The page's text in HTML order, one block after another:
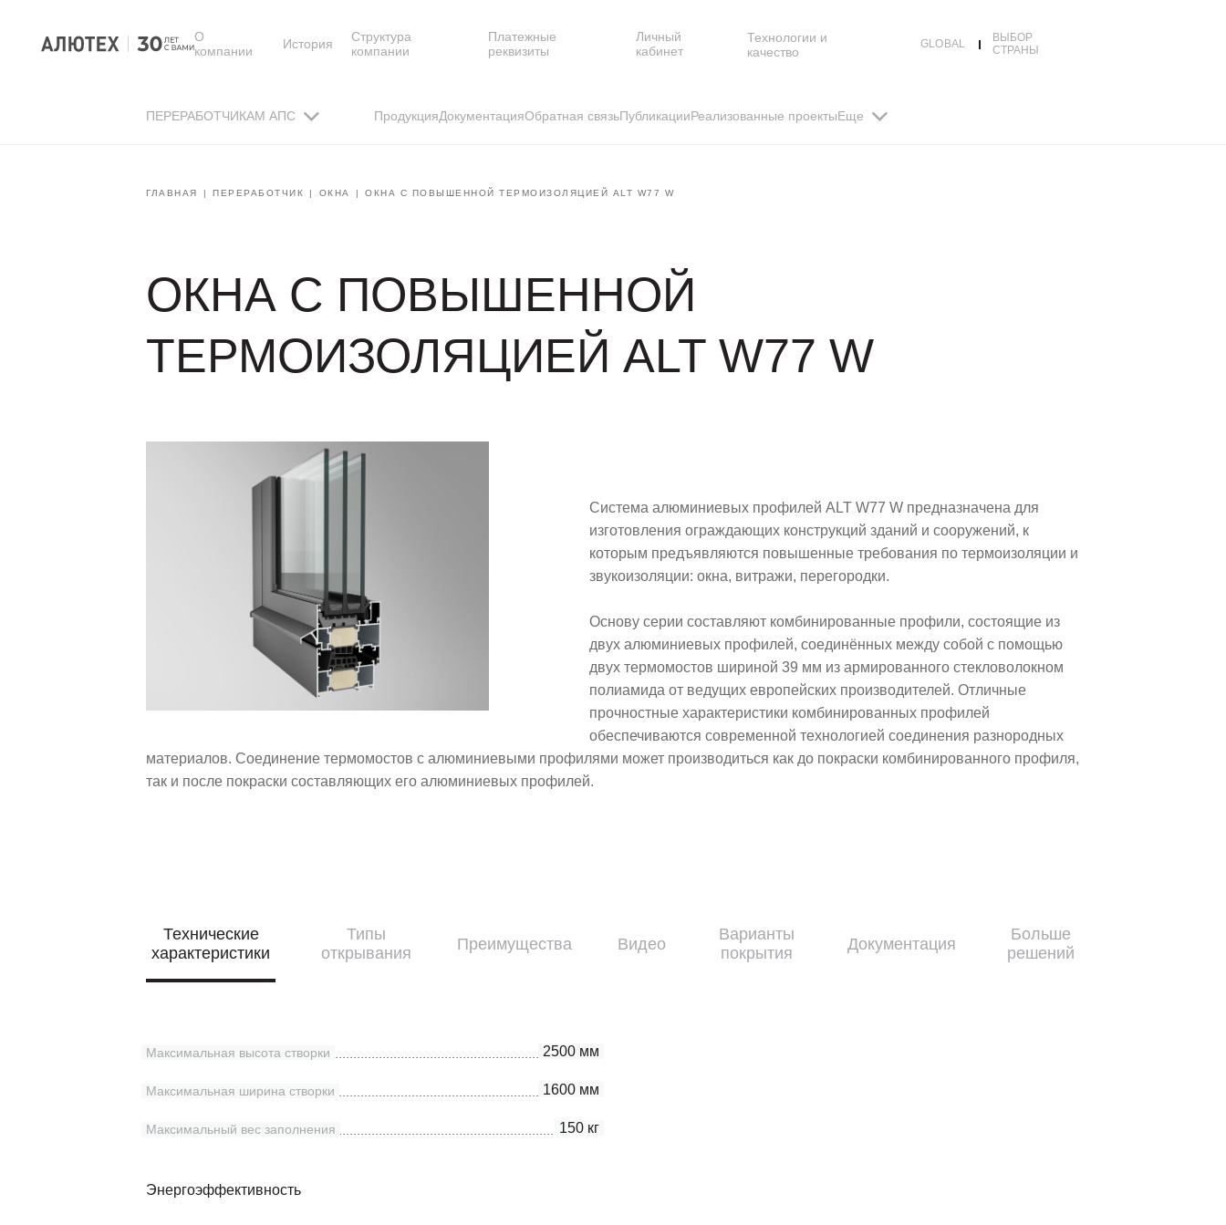
О
компании
История
Структура
компании
Платежные
реквизиты
Личный
кабинет
Технологии и
качество
GLOBAL
ВЫБОР
СТРАНЫ
ПЕРЕРАБОТЧИКАМ АПС ПродукцияДокументацияОбратная связьПубликацииРеализованные проектыЕще
ГЛАВНАЯ ПЕРЕРАБОТЧИК ОКНА ОКНА С ПОВЫШЕННОЙ ТЕРМОИЗОЛЯЦИЕЙ ALT W77 W
ОКНА С ПОВЫШЕННОЙ
ТЕРМОИЗОЛЯЦИЕЙ ALT W77 W
Система алюминиевых профилей ALT W77 W предназначена для
изготовления ограждающих конструкций зданий и сооружений, к
которым предъявляются повышенные требования по термоизоляции и
звукоизоляции: окна, витражи, перегородки.
Основу серии составляют комбинированные профили, состоящие из
двух алюминиевых профилей, соединённых между собой с помощью
двух термомостов шириной 39 мм из армированного стекловолокном
полиамида от ведущих европейских производителей. Отличные
прочностные характеристики комбинированных профилей
обеспечиваются современной технологией соединения разнородных
материалов. Соединение термомостов с алюминиевыми профилями может производиться как до покраски комбинированного профиля,
так и после покраски составляющих его алюминиевых профилей.
Технические
характеристики
Типы
открывания
Преимущества Видео
Варианты
покрытия
Документация
Больше
решений
2500 мм
Максимальная высота створки
1600 мм
Максимальная ширина створки
150 кг
Максимальный вес заполнения
Энергоэффективность